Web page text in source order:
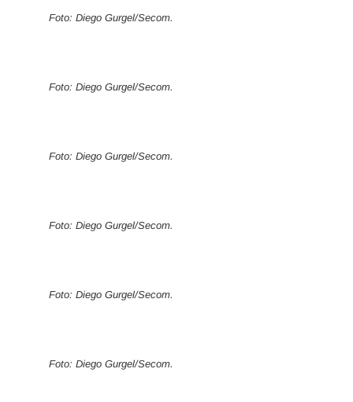
Foto: Diego Gurgel/Secom.
Foto: Diego Gurgel/Secom.
Foto: Diego Gurgel/Secom.
Foto: Diego Gurgel/Secom.
Foto: Diego Gurgel/Secom.
Foto: Diego Gurgel/Secom.